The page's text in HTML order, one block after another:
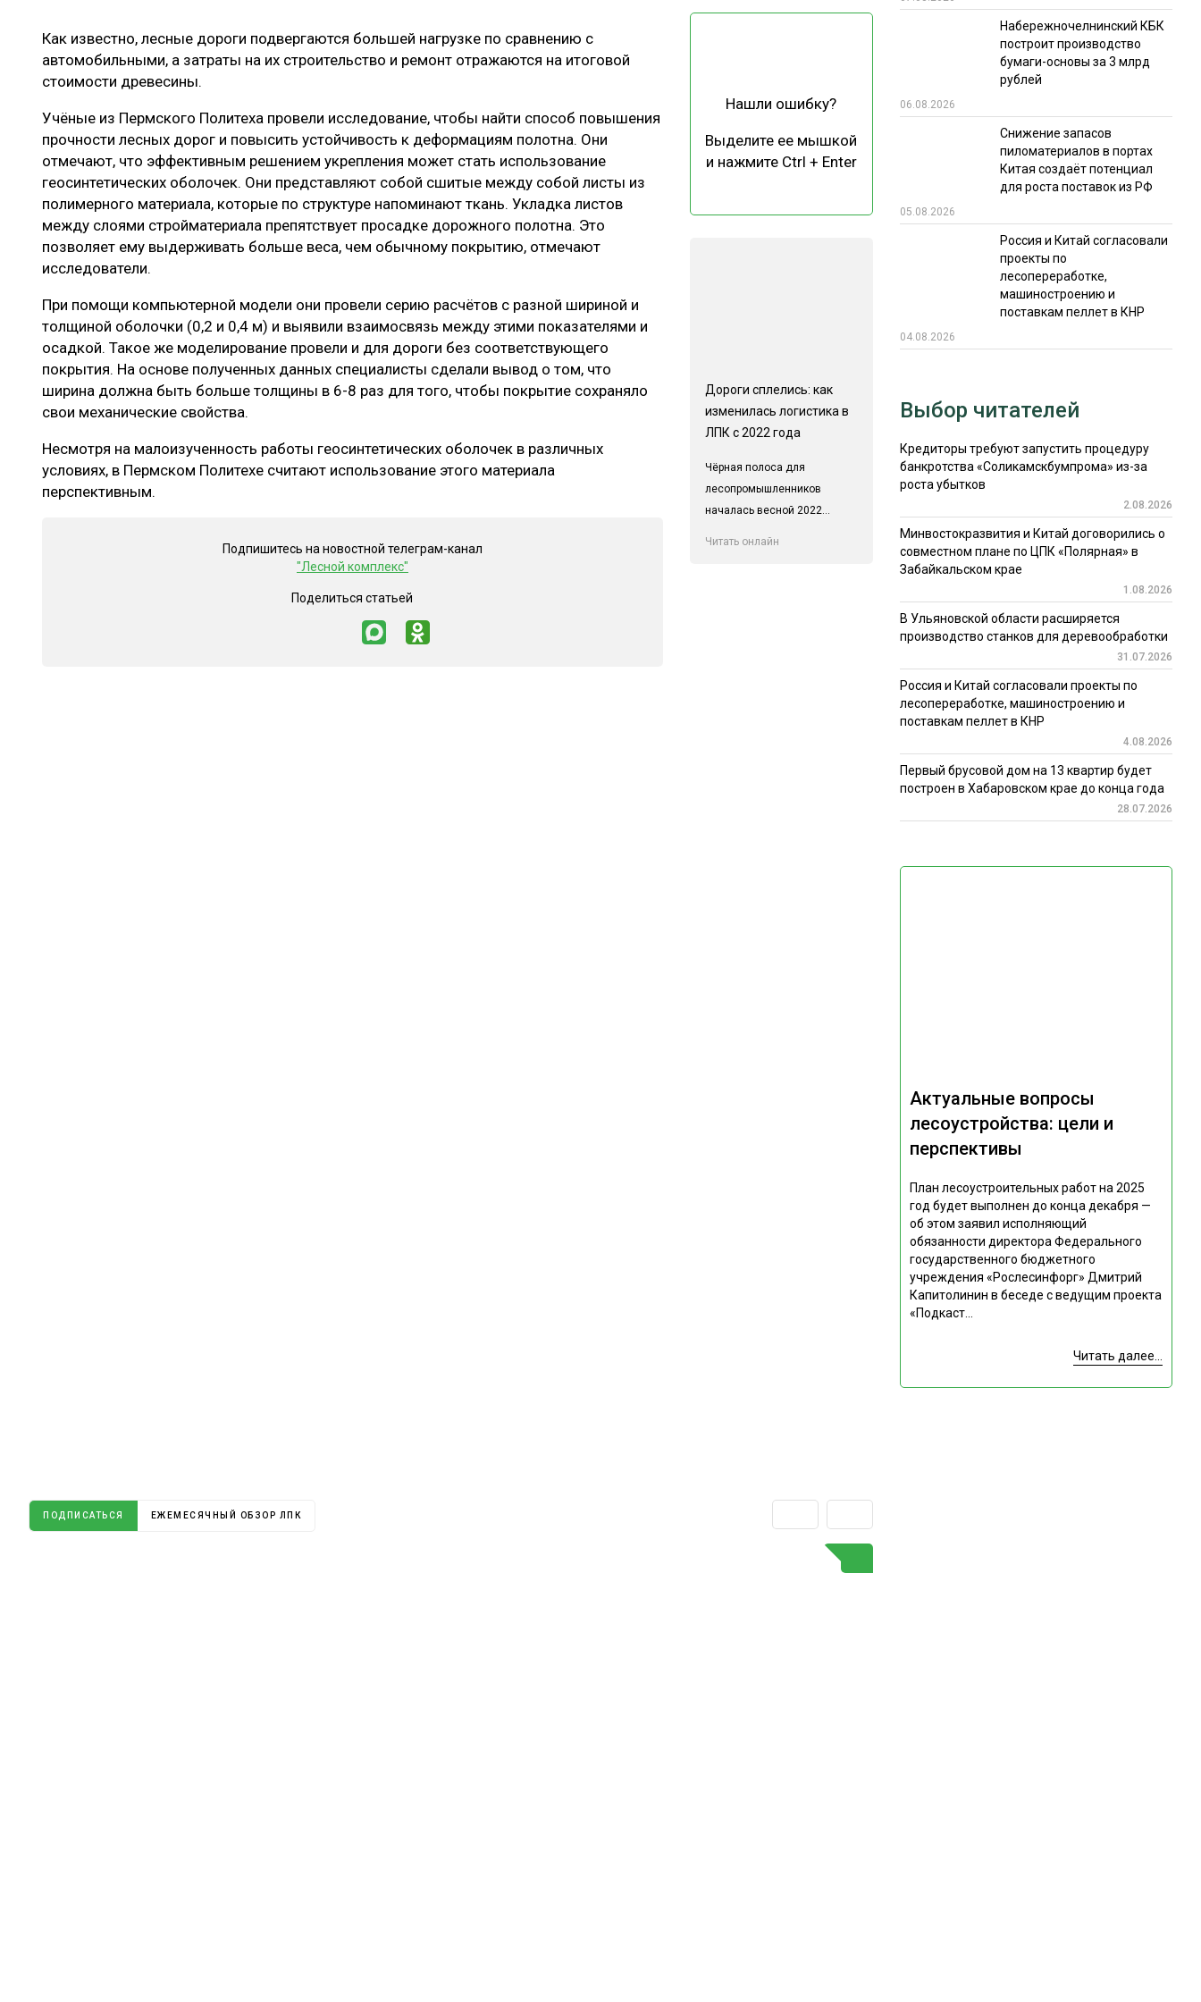
ЛОГИСТИКА МЕБЕЛЬНОЕ ПРОИЗВОДСТВО
ЭКСПЕРТНОЕ МНЕНИЕ
КАЛЕНДАРЬ ВЫСТАВОК ИТОГИ МЕРОПРИЯТИЙ
Как известно, лесные дороги подвергаются большей нагрузке по сравнению с
автомобильными, а затраты на их строительство и ремонт отражаются на итоговой
стоимости древесины.
Учёные из Пермского Политеха провели исследование, чтобы найти способ повышения
прочности лесных дорог и повысить устойчивость к деформациям полотна. Они
отмечают, что эффективным решением укрепления может стать использование
геосинтетических оболочек. Они представляют собой сшитые между собой листы из
полимерного материала, которые по структуре напоминают ткань. Укладка листов
между слоями стройматериала препятствует просадке дорожного полотна. Это
позволяет ему выдерживать больше веса, чем обычному покрытию, отмечают
исследователи.
При помощи компьютерной модели они провели серию расчётов с разной шириной и
толщиной оболочки (0,2 и 0,4 м) и выявили взаимосвязь между этими показателями и
осадкой. Такое же моделирование провели и для дороги без соответствующего
покрытия. На основе полученных данных специалисты сделали вывод о том, что
ширина должна быть больше толщины в 6-8 раз для того, чтобы покрытие сохраняло
свои механические свойства.
Несмотря на малоизученность работы геосинтетических оболочек в различных
условиях, в Пермском Политехе считают использование этого материала
перспективным.
Подпишитесь на новостной телеграм-канал
"Лесной комплекс"
Поделиться статьей
Нашли ошибку?
Выделите ее мышкой
и нажмите Ctrl + Enter
Дороги сплелись: как
изменилась логистика в
ЛПК с 2022 года
Чёрная полоса для
лесопромышленников
началась весной 2022...
Читать онлайн
Набережночелнинский КБК
построит производство
бумаги-основы за 3 млрд
рублей
06.08.2026
Снижение запасов
пиломатериалов в портах
Китая создаёт потенциал
для роста поставок из РФ
05.08.2026
Россия и Китай согласовали
проекты по
лесопереработке,
машиностроению и
поставкам пеллет в КНР
04.08.2026
Актуальные вопросы
лесоустройства: цели и
перспективы
План лесоустроительных работ на 2025
год будет выполнен до конца декабря —
об этом заявил исполняющий
обязанности директора Федерального
государственного бюджетного
учреждения «Рослесинфорг» Дмитрий
Капитолинин в беседе с ведущим проекта
«Подкаст...
Читать далее...
ПОДПИСАТЬСЯ ЕЖЕМЕСЯЧНЫЙ ОБЗОР ЛПК
Выбор читателей
Кредиторы требуют запустить процедуру
банкротства «Соликамскбумпрома» из-за
роста убытков
2.08.2026
Минвостокразвития и Китай договорились о
совместном плане по ЦПК «Полярная» в
Забайкальском крае
1.08.2026
В Ульяновской области расширяется
производство станков для деревообработки
31.07.2026
Россия и Китай согласовали проекты по
лесопереработке, машиностроению и
поставкам пеллет в КНР
4.08.2026
Первый брусовой дом на 13 квартир будет
построен в Хабаровском крае до конца года
28.07.2026